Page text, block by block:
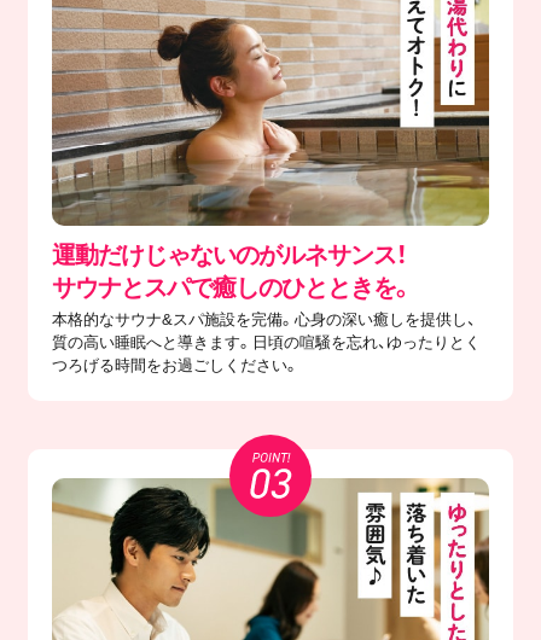
運動だけじゃないのがルネサンス！
サウナとスパで癒しのひとときを。
本格的なサウナ&スパ施設を完備。心身の深い癒しを提供し、
質の高い睡眠へと導きます。日頃の喧騒を忘れ、ゆったりとく
つろげる時間をお過ごしください。